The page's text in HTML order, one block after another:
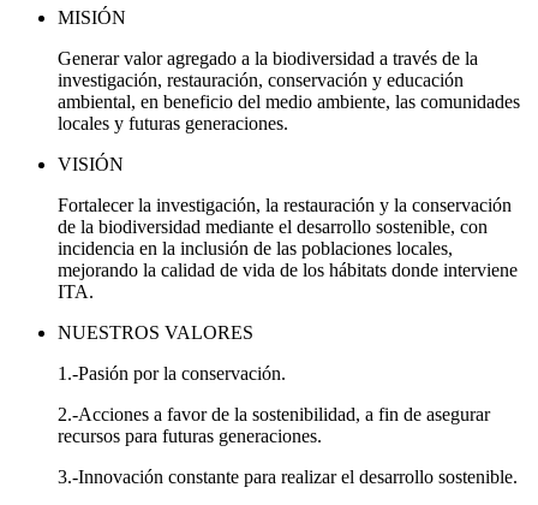
MISIÓN
Generar valor agregado a la biodiversidad a través de la
investigación, restauración, conservación y educación
ambiental, en beneficio del medio ambiente, las comunidades
locales y futuras generaciones.
VISIÓN
Fortalecer la investigación, la restauración y la conservación
de la biodiversidad mediante el desarrollo sostenible, con
incidencia en la inclusión de las poblaciones locales,
mejorando la calidad de vida de los hábitats donde interviene
ITA.
NUESTROS VALORES
1.-Pasión por la conservación.
2.-Acciones a favor de la sostenibilidad, a fin de asegurar
recursos para futuras generaciones.
3.-Innovación constante para realizar el desarrollo sostenible.